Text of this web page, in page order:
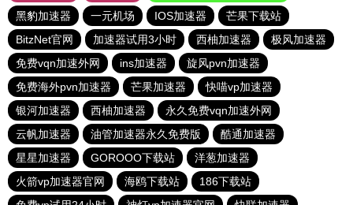
黑豹加速器
一元机场 IOS加速器
芒果下载站
BitzNet官网
加速器试用3小时 西柚加速器
极风加速器
免费vqn加速外网
ins加速器
旋风pvn加速器
免费海外pvn加速器
芒果加速器
快喵vp加速器
银河加速器
西柚加速器
永久免费vqn加速外网
云帆加速器
油管加速器永久免费版
酷通加速器
星星加速器
GOROOO下载站
洋葱加速器
火箭vp加速器官网
海鸥下载站
186下载站